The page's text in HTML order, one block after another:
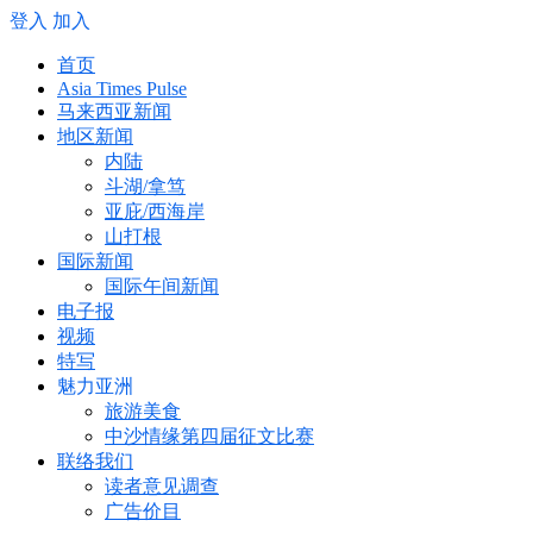
登入 加入
首页
Asia Times Pulse
马来西亚新闻
地区新闻
内陆
斗湖/拿笃
亚庇/西海岸
山打根
国际新闻
国际午间新闻
电子报
视频
特写
魅力亚洲
旅游美食
中沙情缘第四届征文比赛
联络我们
读者意见调查
广告价目